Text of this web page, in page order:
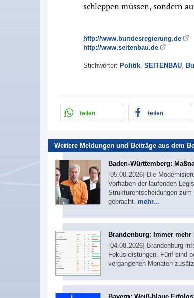
schleppen müssen, sondern
http://www.bundesregierung.de
http://www.seitenbau.de
Stichwörter: Politik, SEITENBAU,
teilen teilen
Weitere Meldungen und Beiträge aus dem
Baden-Württemberg:
[05.08.2026] Die
Vorhaben der laufenden
Strukturentscheidungen
gebracht. mehr...
Brandenburg: Immer
[04.08.2026] Brandenburg
Fokusleistungen. Fünf sind
vergangenen Monaten